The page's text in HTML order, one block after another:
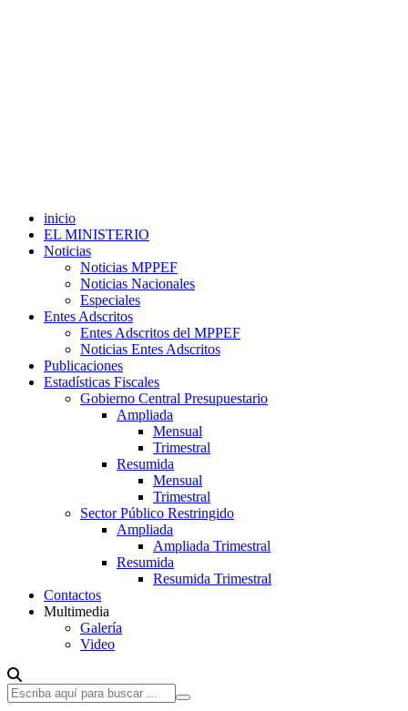
inicio
EL MINISTERIO
Noticias
Noticias MPPEF
Noticias Nacionales
Especiales
Entes Adscritos
Entes Adscritos del MPPEF
Noticias Entes Adscritos
Publicaciones
Estadísticas Fiscales
Gobierno Central Presupuestario
Ampliada
Mensual
Trimestral
Resumida
Mensual
Trimestral
Sector Público Restringido
Ampliada
Ampliada Trimestral
Resumida
Resumida Trimestral
Contactos
Multimedia
Galería
Video